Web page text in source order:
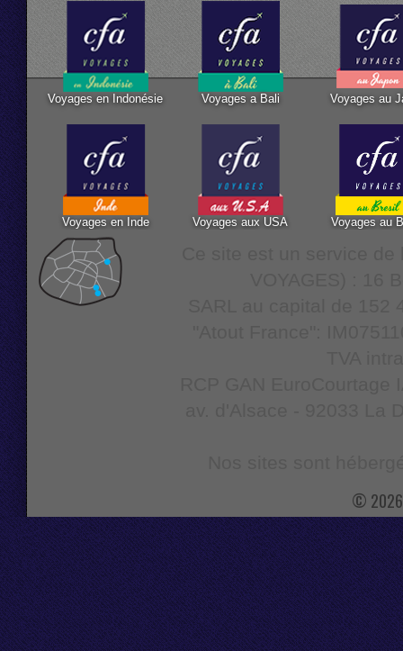
Voyages en Indonésie Voyages a Bali Voyages au
Voyages en Inde Voyages aux USA Voyages au
© 2026